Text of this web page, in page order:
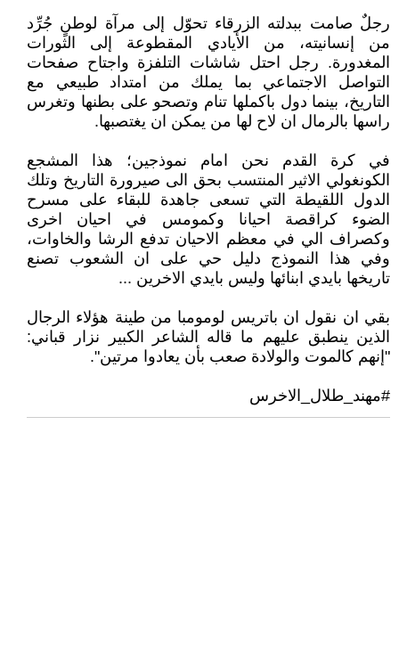
رجلٌ صامت ببدلته الزرقاء تحوّل إلى مرآة لوطنٍ جُرِّد
من إنسانيته، من الأيادي المقطوعة إلى الثورات
المغدورة. رجل احتل شاشات التلفزة واجتاح صفحات
التواصل الاجتماعي بما يملك من امتداد طبيعي مع
التاريخ، بينما دول باكملها تنام وتصحو على بطنها وتغرس
راسها بالرمال ان لاح لها من يمكن ان يغتصبها.
في كرة القدم نحن امام نموذجين؛ هذا المشجع
الكونغولي الاثير المنتسب بحق الى صيرورة التاريخ وتلك
الدول اللقيطة التي تسعى جاهدة للبقاء على مسرح
الضوء كراقصة احيانا وكمومس في احيان اخرى
وكصراف الي في معظم الاحيان تدفع الرشا والخاوات،
وفي هذا النموذج دليل حي على ان الشعوب تصنع
تاريخها بايدي ابنائها وليس بايدي الاخرين ...
بقي ان نقول ان باتريس لومومبا من طينة هؤلاء الرجال
الذين ينطبق عليهم ما قاله الشاعر الكبير نزار قباني:
"إنهم كالموت والولادة صعب بأن يعادوا مرتين".
#مهند_طلال_الاخرس